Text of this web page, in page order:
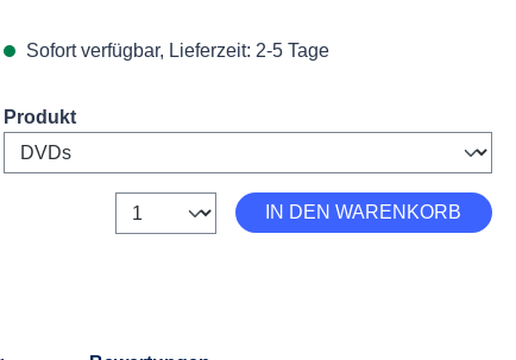
Sofort verfügbar, Lieferzeit: 2-5 Tage
Select
Produkt
Anzahl IN DEN WARENKORB